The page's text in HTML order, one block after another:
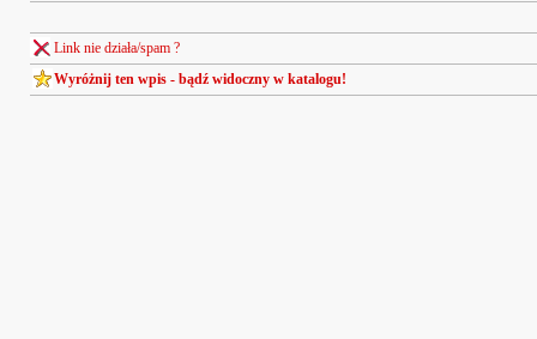
Link nie działa/spam ?
Wyróżnij ten wpis - bądź widoczny w katalogu!